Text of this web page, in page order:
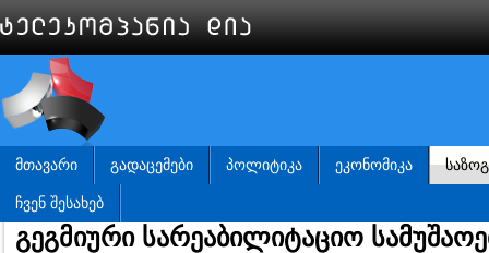
ᲛᲗᲐᲕᲐᲠᲘ ᲒᲐᲓᲐᲪᲔᲛᲔᲑᲘ ᲞᲝᲚᲘᲢᲘᲙᲐ ᲔᲙᲝᲜᲝᲛᲘᲙᲐ
ᲩᲕᲔᲜ ᲨᲔᲡᲐᲮᲔᲑ
გეგმიური სარეაბილიტაციო